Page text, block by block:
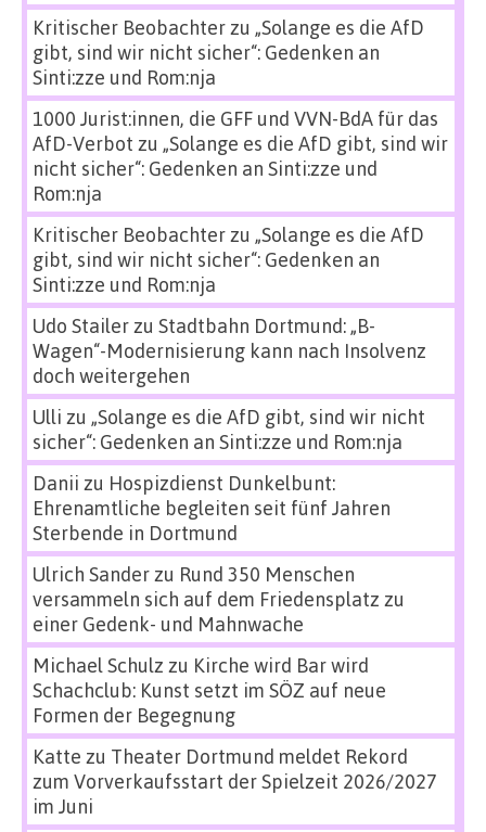
Kritischer Beobachterzu „Solange es die AfD
gibt, sind wir nicht sicher“: Gedenken an
Sinti:zze und Rom:nja
1000 Jurist:innen, die GFF und VVN-BdA für das
AfD-Verbot zu „Solange es die AfD gibt, sind wir
nicht sicher“: Gedenken an Sinti:zze und
Rom:nja
Kritischer Beobachterzu „Solange es die AfD
gibt, sind wir nicht sicher“: Gedenken an
Sinti:zze und Rom:nja
Udo Stailerzu Stadtbahn Dortmund: „B-
Wagen“-Modernisierung kann nach Insolvenz
doch weitergehen
Ulli zu „Solange es die AfD gibt, sind wir nicht
sicher“: Gedenken an Sinti:zze und Rom:nja
Danii zu Hospizdienst Dunkelbunt:
Ehrenamtliche begleiten seit fünf Jahren
Sterbende in Dortmund
Ulrich Sanderzu Rund 350 Menschen
versammeln sich auf dem Friedensplatz zu
einer Gedenk- und Mahnwache
Michael Schulz zu Kirche wird Bar wird
Schachclub: Kunst setzt im SÖZ auf neue
Formen der Begegnung
Katte zu Theater Dortmund meldet Rekord
zum Vorverkaufsstart der Spielzeit 2026/2027
im Juni